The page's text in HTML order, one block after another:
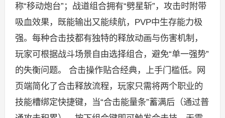
称“移动炮台”；战道组合拥有“劈星斩”，攻击时附带
吸血效果，既能输出又能续航，PVP中生存能力极
强。每种合击技都有独特的释放动画与伤害机制，
玩家可根据战斗场景自由选择组合，避免“单一强势”
的失衡问题。 合击操作贴合经典，上手门槛低。网
页端简化了合击释放流程，玩家只需将两个职业的
技能槽绑定快捷键，当“合击能量条”蓄满后（通过普